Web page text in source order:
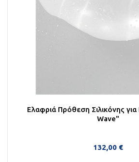
Ελαφριά Πρόθεση Σιλικόνης
Wave"
132,00 €